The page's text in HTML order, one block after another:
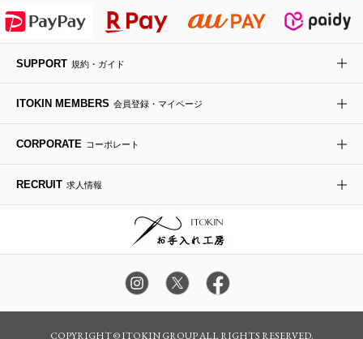
HIROKO KOSHINO
デニムジャケット
ダウンジャケット・コート
手袋
チャーム・ストラップ
ボディバッグ・メッセンジャーバッグ
トラベルバッグ
ローファー
ドレスシューズ
ラナンキュラス
ポプリアレンジ＆フレグランス
SUPPORT 規約・ガイド
ITOKIN MEMBERS 会員登録・マイページ
CORPORATE コーポレート
RECRUIT 求人情報
COPYRIGHT © ITOKIN GROUP ALL RIGHTS RESERVED.